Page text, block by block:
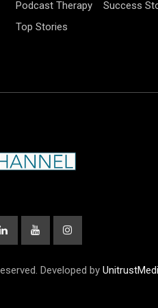
Podcast Therapy
Success
Top Stories
Developed by